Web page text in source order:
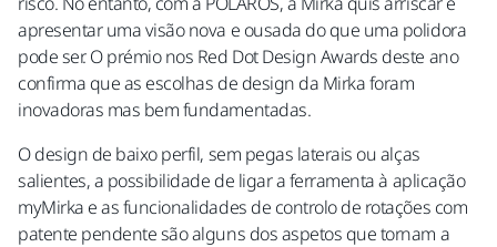
apresentar uma visão nova e ousada do que uma polidora
pode ser. O prémio nos Red Dot Design Awards deste ano
confirma que as escolhas de design da Mirka foram
inovadoras mas bem fundamentadas.
O design de baixo perfil, sem pegas laterais ou alças
salientes, a possibilidade de ligar a ferramenta à aplicação
myMirka e as funcionalidades de controlo de rotações com
patente pendente são alguns dos aspetos que tornam a